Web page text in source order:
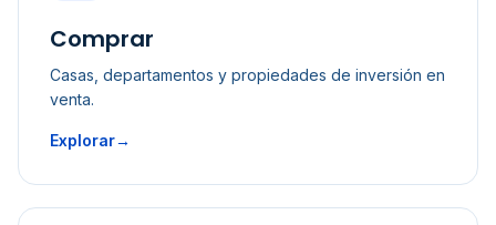
Comprar
Casas, departamentos y propiedades de inversión en
venta.
Explorar→